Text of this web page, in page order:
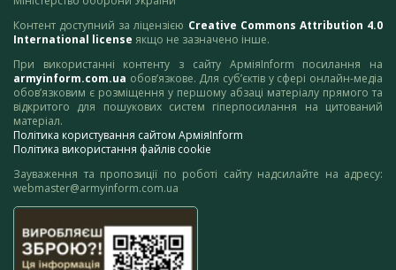
Контент доступний за ліцензією Creative Commons Attribution 4.0
International license якщо не зазначено інше.
При використанні контенту з сайту АрміяInform посилання на
armyinform.com.ua обов’язкове. Для суб’єктів у сфері онлайн-медіа
обов’язковим є розміщення у першому абзаці матеріалу прямого та
відкритого для пошукових систем гіперпосилання на цитований
матеріал.
Політика користування сайтом АрміяInform
Політика використання файлів cookie
Зауваження та пропозиції по роботі сайту надсилайте на адресу:
webmaster@armyinform.com.ua